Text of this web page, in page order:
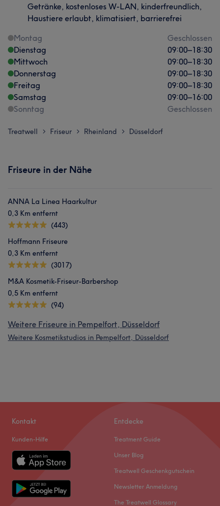
Getränke, kostenloses W-LAN, kinderfreundlich,
Haustiere erlaubt, klimatisiert, barrierefrei
Montag
Geschlossen
Dienstag
09:00–18:30
Mittwoch
09:00–18:30
Donnerstag
09:00–18:30
Freitag
09:00–18:30
Samstag
09:00–16:00
Sonntag
Geschlossen
Treatwell > Friseur > Rheinland > Düsseldorf
Friseure in der Nähe
ANNA La Linea Haarkultur
0,3 Km entfernt
(443)
Hoffmann Friseure
0,3 Km entfernt
(3017)
M&A Kosmetik-Friseur-Barbershop
0,5 Km entfernt
(94)
Weitere Friseure in Pempelfort, Düsseldorf
Weitere Kosmetikstudios in Pempelfort, Düsseldorf
Kontakt
Kunden-Hilfe
Entdecke
Treatment Guide
Unser Blog
Treatwell Geschenkgutschein
Newsletter Anmeldung
The Treatwell Glossary